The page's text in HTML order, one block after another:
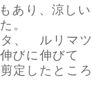
あり、涼し
。
タ、 ルリマ
びに伸びて
定したとこ